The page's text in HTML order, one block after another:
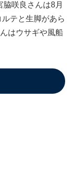
咲良さんは8月
テと生脚があら
はウサギや風船